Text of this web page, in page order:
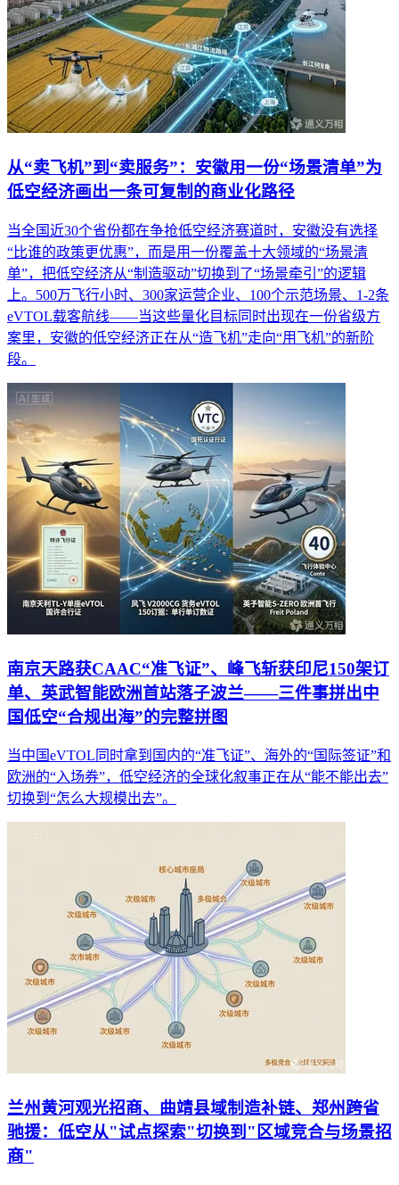
从“卖飞机”到“卖服务”：安徽用一份“场景清单”为
低空经济画出一条可复制的商业化路径
当全国近30个省份都在争抢低空经济赛道时，安徽没有选择
“比谁的政策更优惠”，而是用一份覆盖十大领域的“场景清
单”，把低空经济从“制造驱动”切换到了“场景牵引”的逻辑
上。500万飞行小时、300家运营企业、100个示范场景、1-2条
eVTOL载客航线——当这些量化目标同时出现在一份省级方
案里，安徽的低空经济正在从“造飞机”走向“用飞机”的新阶
段。
南京天路获CAAC“准飞证”、峰飞斩获印尼150架订
单、英武智能欧洲首站落子波兰——三件事拼出中
国低空“合规出海”的完整拼图
当中国eVTOL同时拿到国内的“准飞证”、海外的“国际签证”和
欧洲的“入场券”，低空经济的全球化叙事正在从“能不能出去”
切换到“怎么大规模出去”。
兰州黄河观光招商、曲靖县域制造补链、郑州跨省
驰援：低空从"试点探索"切换到"区域竞合与场景招
商"